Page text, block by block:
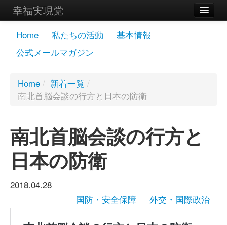
幸福実現党
メンバーズページ
党員
お問い合わせ
Home 私たちの活動
基本情報
公式メールマガジン
Home / 新着一覧 /
南北首脳会談の行方と日本の防衛
南北首脳会談の行方と
日本の防衛
2018.04.28
国防・安全保障
外交・国際政治